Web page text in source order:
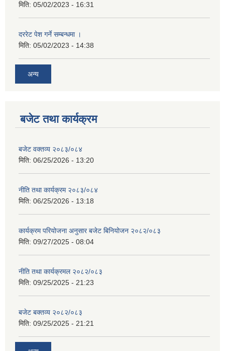
मिति: 05/02/2023 - 16:31
दररेट पेश गर्ने सम्बन्धमा ।
मिति: 05/02/2023 - 14:38
अन्य
बजेट तथा कार्यक्रम
बजेट वक्तव्य २०८३/०८४
मिति: 06/25/2026 - 13:20
नीति तथा कार्यक्रम २०८३/०८४
मिति: 06/25/2026 - 13:18
कार्यक्रम परियोजना अनुसार बजेट बिनियोजन २०८२/०८३
मिति: 09/27/2025 - 08:04
नीति तथा कार्यक्रमल २०८२/०८३
मिति: 09/25/2025 - 21:23
बजेट बक्तव्य २०८२/०८३
मिति: 09/25/2025 - 21:21